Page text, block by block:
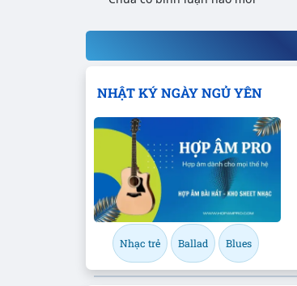
NHẬT KÝ NGÀY NGỦ YÊN
Nhạc trẻ Ballad Blues